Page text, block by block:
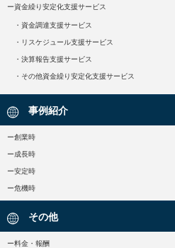
ー資金繰り安定化支援サービス
・資金調達支援サービス
・リスケジュール支援サービス
・決算報告支援サービス
・その他資金繰り安定化支援サービス
事例紹介
ー創業時
ー成長時
ー安定時
ー危機時
その他
ー料金・報酬